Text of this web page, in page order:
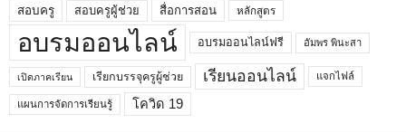
สอบครู สอบครูผู้ช่วย สื่อการสอน หลักสูตร
อบรมออนไลน์ อบรมออนไลน์ฟรี อัมพร พินะสา
เปิดภาคเรียน เรียกบรรจุครูผู้ช่วย เรียนออนไลน์ แจกไฟล์
แผนการจัดการเรียนรู้ โควิด 19